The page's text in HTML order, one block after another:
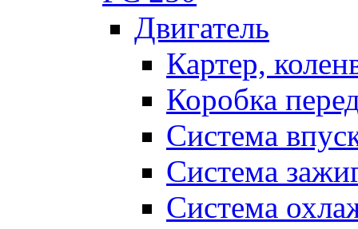
Двигатель
Картер,
Коробка
Система
Система
Система